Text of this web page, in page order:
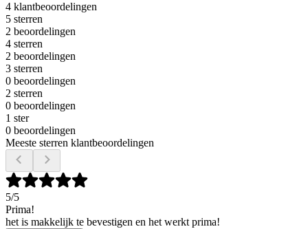
4 klantbeoordelingen
5 sterren
2 beoordelingen
4 sterren
2 beoordelingen
3 sterren
0 beoordelingen
2 sterren
0 beoordelingen
1 ster
0 beoordelingen
Meeste sterren klantbeoordelingen
5/5
Prima!
het is makkelijk te bevestigen en het werkt prima!